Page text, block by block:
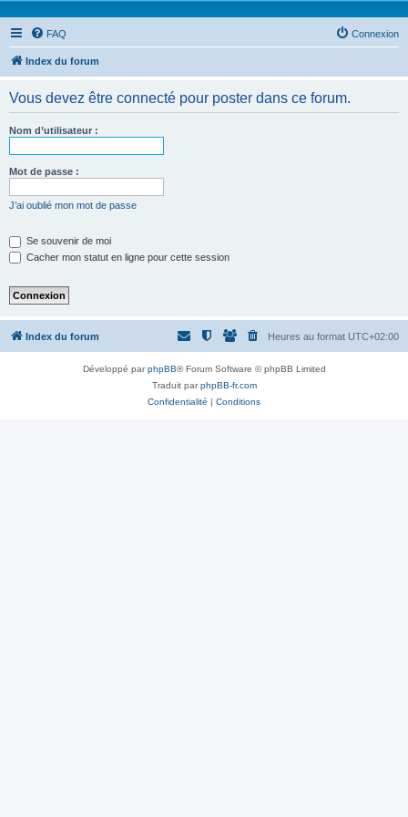
FAQ Connexion
Index du forum
Vous devez être connecté pour poster dans ce forum.
Nom d’utilisateur :
Mot de passe :
J’ai oublié mon mot de passe
Se souvenir de moi
Cacher mon statut en ligne pour cette session
Index du forum Heures au format UTC+02:00
Développé parphpBB® Forum Software © phpBB Limited
Traduit parphpBB-fr.com
Confidentialité | Conditions